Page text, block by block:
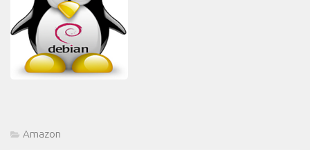
Amazon